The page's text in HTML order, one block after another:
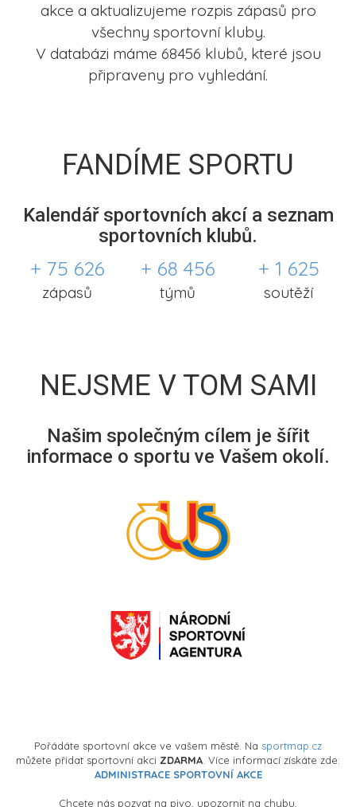
akce a aktualizujeme rozpis zápasů pro
všechny sportovní kluby.
V databázi máme 68456 klubů, které jsou
připraveny pro vyhledání.
FANDÍME SPORTU
Kalendář sportovních akcí a seznam
sportovních klubů.
+ 75 626
zápasů
+ 68 456
týmů
+ 1 625
soutěží
NEJSME V TOM SAMI
Našim společným cílem je šířit
informace o sportu ve Vašem okolí.
Pořádáte sportovní akce ve vašem městě. Na sportmap.cz
můžete přidat sportovní akci ZDARMA . Více informací získáte zde:
ADMINISTRACE SPORTOVNÍ AKCE
Chcete nás pozvat na pivo, upozornit na chybu,